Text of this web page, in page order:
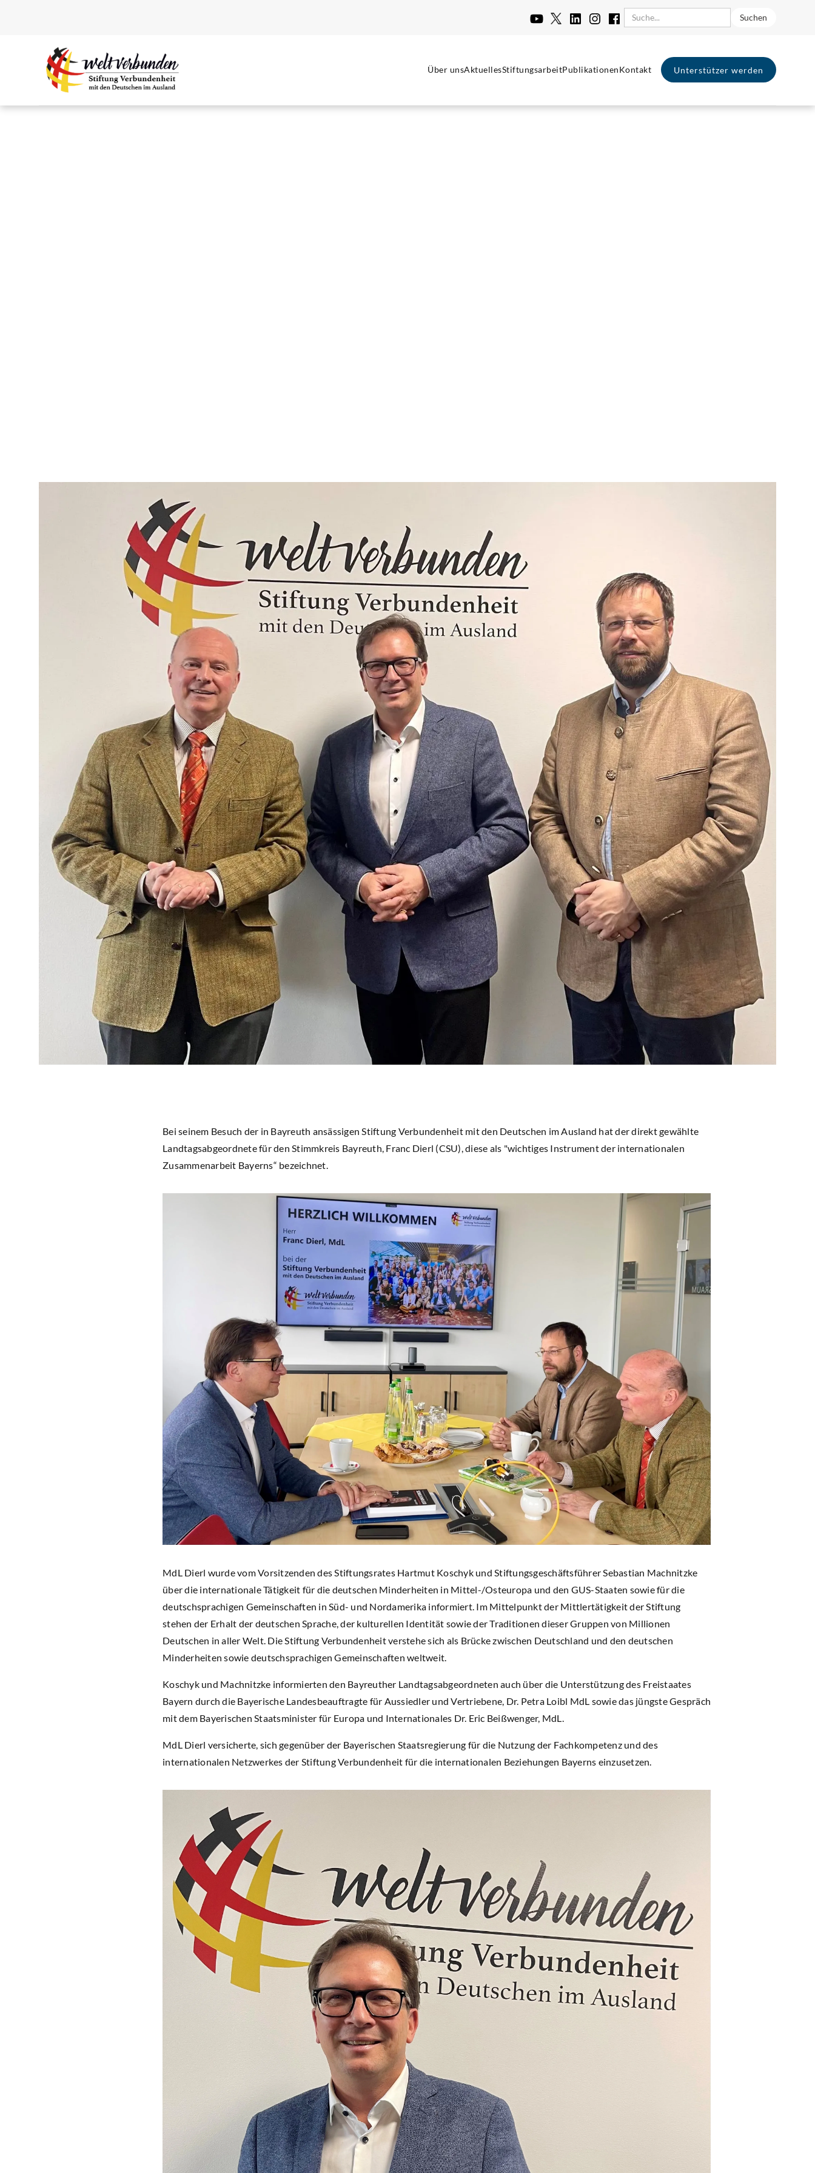
Über unsAktuellesStiftungsarbeitPublikationenKontakt Unterstützer werden
Bei seinem Besuch der in Bayreuth ansässigen Stiftung Verbundenheit mit den Deutschen im Ausland hat der direkt gewählte
Landtagsabgeordnete für den Stimmkreis Bayreuth, Franc Dierl (CSU), diese als "wichtiges Instrument der internationalen
Zusammenarbeit Bayerns“ bezeichnet.
MdL Dierl wurde vom Vorsitzenden des Stiftungsrates Hartmut Koschyk und Stiftungsgeschäftsführer Sebastian Machnitzke
über die internationale Tätigkeit für die deutschen Minderheiten in Mittel-/Osteuropa und den GUS-Staaten sowie für die
deutschsprachigen Gemeinschaften in Süd- und Nordamerika informiert. Im Mittelpunkt der Mittlertätigkeit der Stiftung
stehen der Erhalt der deutschen Sprache, der kulturellen Identität sowie der Traditionen dieser Gruppen von Millionen
Deutschen in aller Welt. Die Stiftung Verbundenheit verstehe sich als Brücke zwischen Deutschland und den deutschen
Minderheiten sowie deutschsprachigen Gemeinschaften weltweit.
Koschyk und Machnitzke informierten den Bayreuther Landtagsabgeordneten auch über die Unterstützung des Freistaates
Bayern durch die Bayerische Landesbeauftragte für Aussiedler und Vertriebene, Dr. Petra Loibl MdL sowie das jüngste Gespräch
mit dem Bayerischen Staatsminister für Europa und Internationales Dr. Eric Beißwenger, MdL.
MdL Dierl versicherte, sich gegenüber der Bayerischen Staatsregierung für die Nutzung der Fachkompetenz und des
internationalen Netzwerkes der Stiftung Verbundenheit für die internationalen Beziehungen Bayerns einzusetzen.